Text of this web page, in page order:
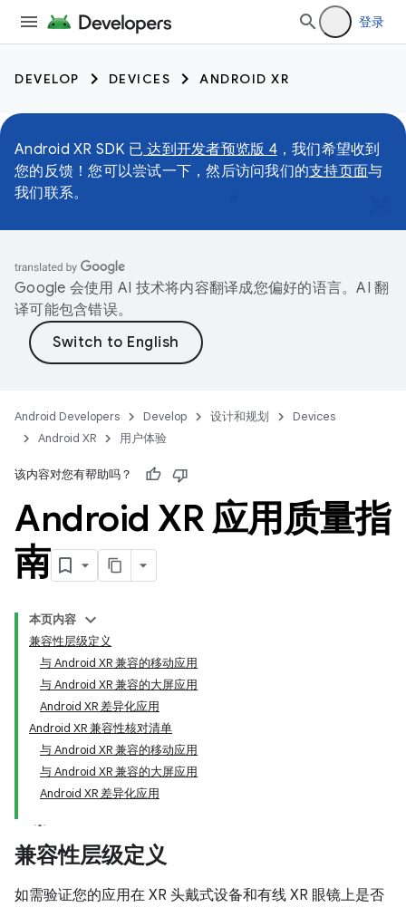
登录
DEVELOP DEVICES ANDROID XR
Android XR SDK 已 达到开发者预览版 4，我们希望收到
您的反馈！您可以尝试一下，然后访问我们的支持页面与
我们联系。
Google 会使用 AI 技术将内容翻译成您偏好的语言。AI 翻
译可能包含错误。
Android Developers Develop 设计和规划
Devices
Android XR
用户体验
该内容对您有帮助吗？
Android XR 应用质量指
南
本页内容
兼容性层级定义
与 Android XR 兼容的移动应用
与 Android XR 兼容的大屏应用
Android XR 差异化应用
Android XR 兼容性核对清单
与 Android XR 兼容的移动应用
与 Android XR 兼容的大屏应用
Android XR 差异化应用
兼容性层级定义
如需验证您的应用在 XR 头戴式设备和有线 XR 眼镜上是否